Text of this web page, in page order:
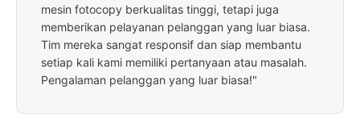
mesin fotocopy berkualitas tinggi, tetapi juga
memberikan pelayanan pelanggan yang luar biasa.
Tim mereka sangat responsif dan siap membantu
setiap kali kami memiliki pertanyaan atau masalah.
Pengalaman pelanggan yang luar biasa!"